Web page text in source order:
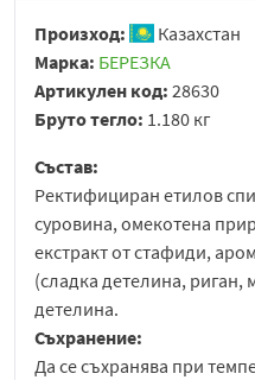
Произход:
Казахстан
Марка: БЕРЕЗКА
Артикулен код: 28630
Бруто тегло: 1.180 кг
Състав:
Ректифициран етилов
суровина, омекотена
екстракт от стафиди,
(сладка детелина, риган,
детелина.
Съхранение:
Да се съхранява при